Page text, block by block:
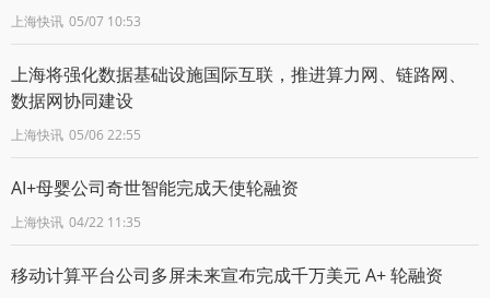
上海快讯 05/07 10:53
上海将强化数据基础设施国际互联，推进算力网、链路网、
数据网协同建设
上海快讯 05/06 22:55
AI+母婴公司奇世智能完成天使轮融资
上海快讯 04/22 11:35
移动计算平台公司多屏未来宣布完成千万美元 A+ 轮融资